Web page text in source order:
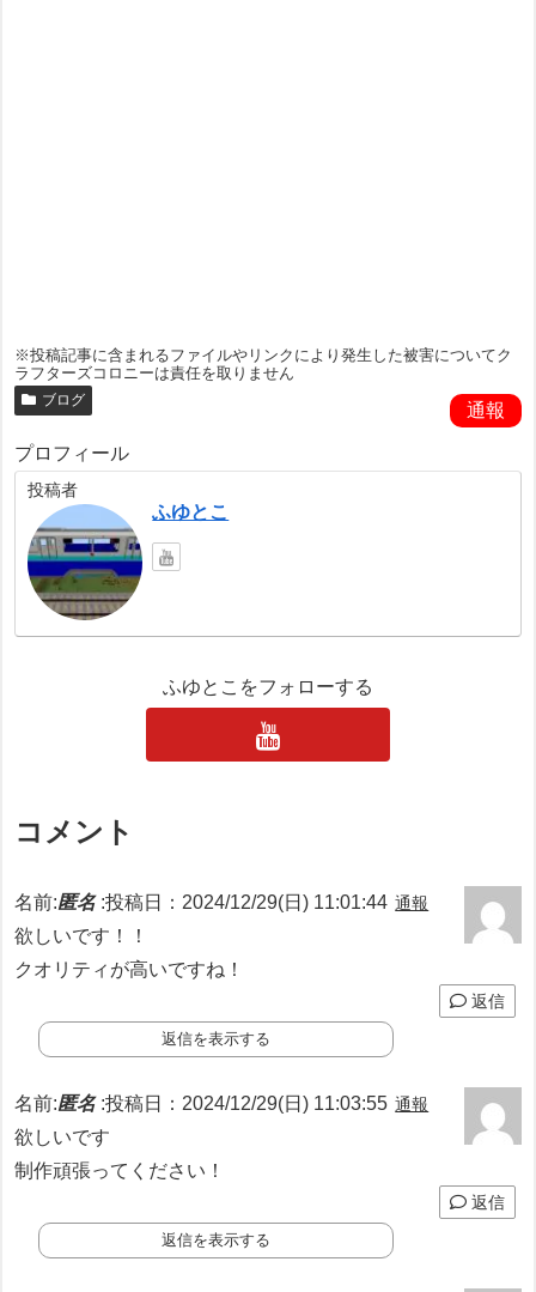
※投稿記事に含まれるファイルやリンクにより発生した被害についてク
ラフターズコロニーは責任を取りません
通報
ブログ
プロフィール
投稿者
ふゆとこ
ふゆとこをフォローする
コメント
名前:匿名:投稿日：2024/12/29(日) 11:01:44 通報
欲しいです！！
クオリティが高いですね！
返信
返信を表示する
名前:匿名:投稿日：2024/12/29(日) 11:03:55 通報
欲しいです
制作頑張ってください！
返信
返信を表示する